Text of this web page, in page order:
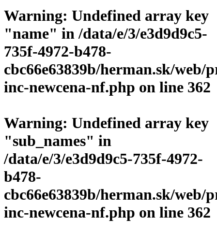
Warning: Undefined array key
"name" in /data/e/3/e3d9d9c5-
735f-4972-b478-
cbc66e63839b/herman.sk/web/
inc-newcena-nf.php on line 362
Warning: Undefined array key
"sub_names" in
/data/e/3/e3d9d9c5-735f-4972-
b478-
cbc66e63839b/herman.sk/web/
inc-newcena-nf.php on line 362